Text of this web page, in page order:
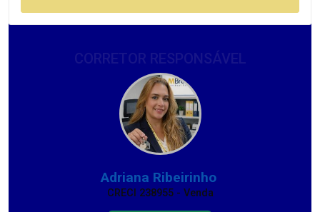
Adriana Ribeirinho
CRECI 238955 - Venda